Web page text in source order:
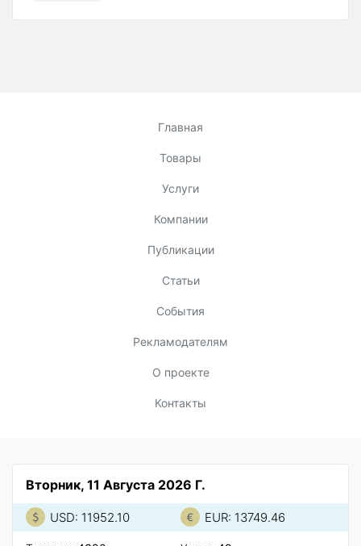
Главная
Товары
Услуги
Компании
Публикации
Статьи
События
Рекламодателям
О проекте
Контакты
Вторник, 11 Августа 2026 Г.
USD: 11952.10 EUR: 13749.46